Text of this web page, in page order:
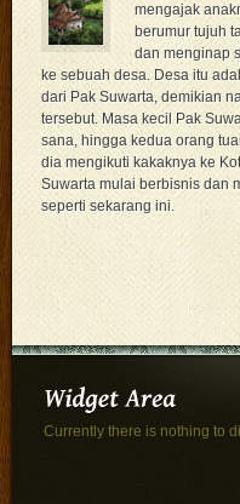
mengajak
berumur tujuh
dan menginap
ke sebuah desa. Desa itu
dari Pak Suwarta, demikian
tersebut. Masa kecil Pak
sana, hingga kedua orang
dia mengikuti kakaknya ke
Suwarta mulai berbisnis dan
seperti sekarang ini.
Currently there is nothing to